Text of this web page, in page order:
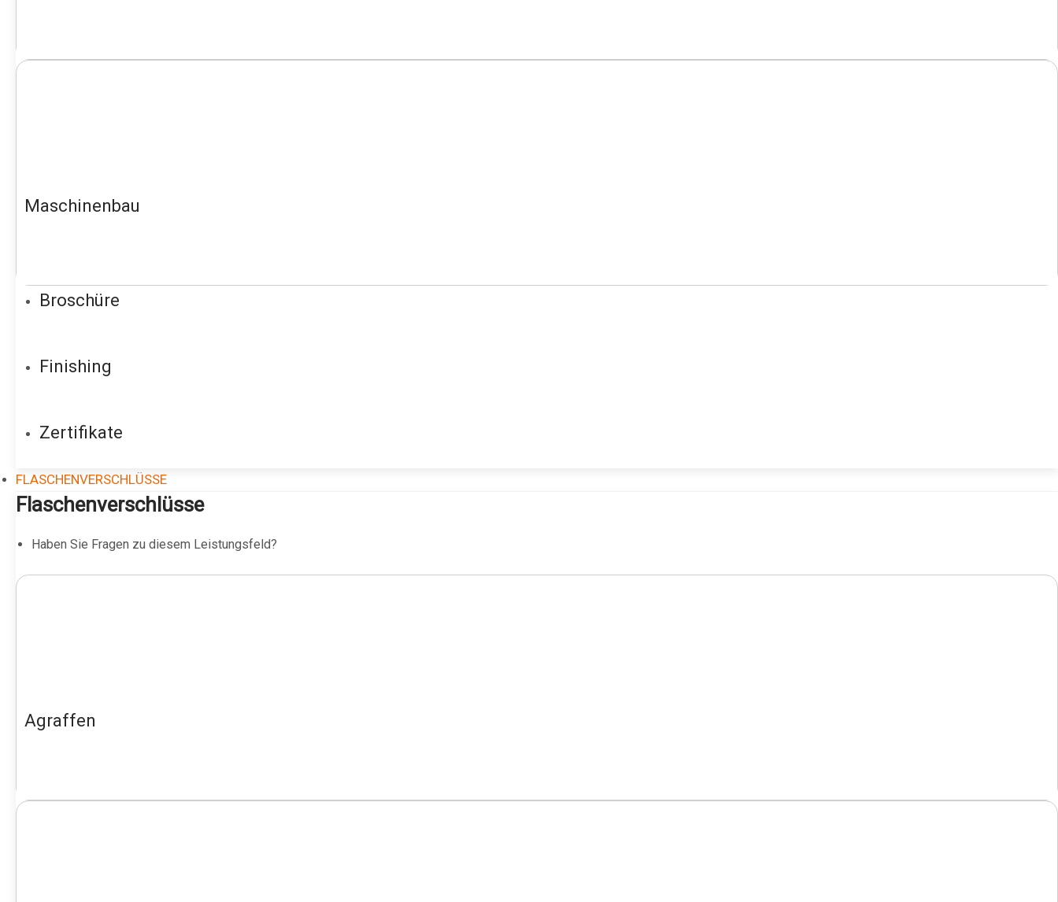
Maschinenbau
Broschüre
Finishing
Zertifikate
FLASCHENVERSCHLÜSSE
Flaschenverschlüsse
Haben Sie Fragen zu diesem Leistungsfeld?
Agraffen